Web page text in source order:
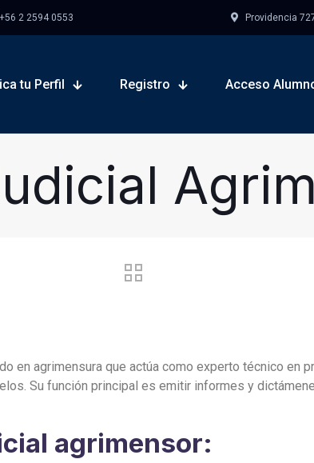
2 2594 0553 Providencia
tu Perfil Registro Acceso
en agrimensura que actúa como experto técnico en
Su función principal es emitir informes y
agrimensor: